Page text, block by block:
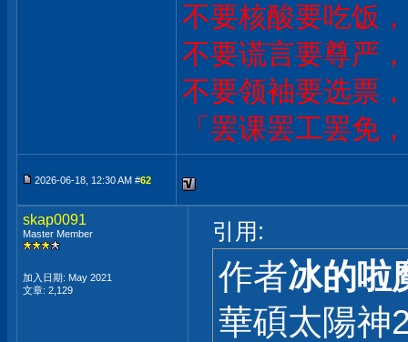
不要核酸要吃饭
不要谎言要尊严
不要领袖要选票
「罢课罢工罢免
2026-06-18, 12:30 AM #62
skap0091
Master Member
加入日期: May 2021
文章: 2,129
引用:
作者冰的啦
華碩太陽神